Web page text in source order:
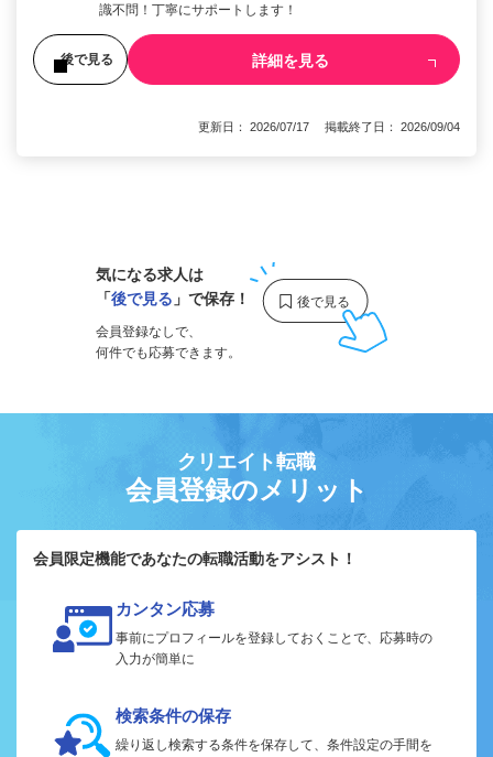
識不問！丁寧にサポートします！
後で見る 詳細を見る
更新日： 2026/07/17 掲載終了日： 2026/09/04
気になる求人は
「後で見る 」で保存！
会員登録なしで、
何件でも応募できます。
クリエイト転職
会員登録のメリット
会員限定機能であなたの転職活動をアシスト！
カンタン応募
事前にプロフィールを登録しておくことで、応募時の
入力が簡単に
検索条件の保存
繰り返し検索する条件を保存して、条件設定の手間を